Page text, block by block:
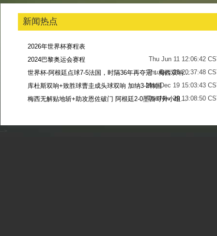
新闻热点
2026年世界杯赛程表
Thu Jun 11 12:06:42
2024巴黎奥运会赛程
Thu Dec 28 20:37:48
世界杯-阿根廷点球7-5法国，时隔36年再夺冠！梅西双响姆巴佩戴帽
Mon Dec 19 15:03:43
库杜斯双响+致胜球曹圭成头球双响 加纳3-2韩国
Tue Nov 29 13:08:50
梅西无解贴地斩+助攻恩佐破门 阿根廷2-0墨西哥升小组第二